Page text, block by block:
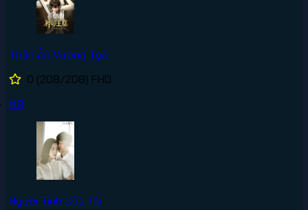
Thần Ấn Vương Tọa
0 (208/208) FHD
#9
Người Tình Của Tôi